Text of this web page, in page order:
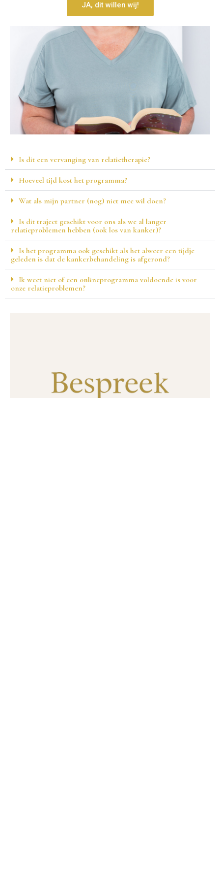
JA, dit willen wij!
Is dit een vervanging van relatietherapie?
Hoeveel tijd kost het programma?
Wat als mijn partner (nog) niet mee wil doen?
Is dit traject geschikt voor ons als we al langer
relatieproblemen hebben (ook los van kanker)?
Is het programma ook geschikt als het alweer een tijdje
geleden is dat de kankerbehandeling is afgerond?
Ik weet niet of een onlineprogramma voldoende is voor
onze relatieproblemen?